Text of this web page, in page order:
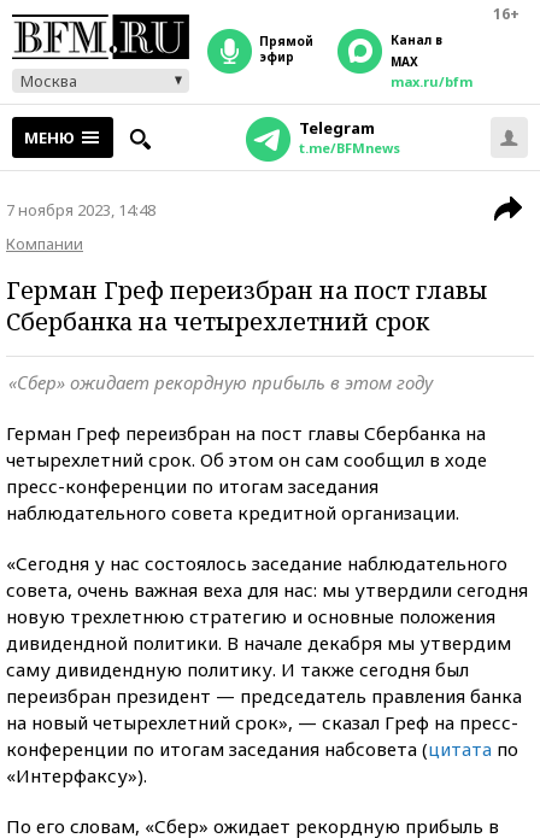
16+
Москва
прямой
эфир
Канал в
MAX
max.ru/bfm
МЕНЮ Telegram
t.me/BFMnews
7 ноября 2023, 14:48
Компании
Герман Греф переизбран на пост главы
Сбербанка на четырехлетний срок
«Сбер» ожидает рекордную прибыль в этом году
Герман Греф переизбран на пост главы Сбербанка на
четырехлетний срок. Об этом он сам сообщил в ходе
пресс-конференции по итогам заседания
наблюдательного совета кредитной организации.
«Сегодня у нас состоялось заседание наблюдательного
совета, очень важная веха для нас: мы утвердили сегодня
новую трехлетнюю стратегию и основные положения
дивидендной политики. В начале декабря мы утвердим
саму дивидендную политику. И также сегодня был
переизбран президент — председатель правления банка
на новый четырехлетний срок», — сказал Греф на пресс-
конференции по итогам заседания набсовета (цитата по
«Интерфаксу»).
По его словам, «Сбер» ожидает рекордную прибыль в